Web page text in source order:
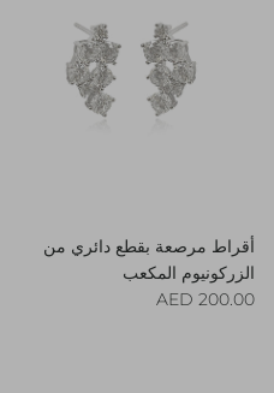
أقراط مرصعة بقطع دائري من
الزركونيوم المكعب
Regular price
200.00 AED